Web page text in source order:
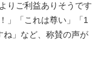
りご利益ありそうです
」「これは尊い」「1
ね」など、称賛の声が